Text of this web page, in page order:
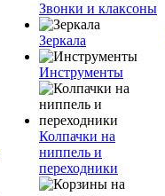
Звонки и клаксоны
Зеркала
Инструменты
Колпачки на
ниппель и
переходники